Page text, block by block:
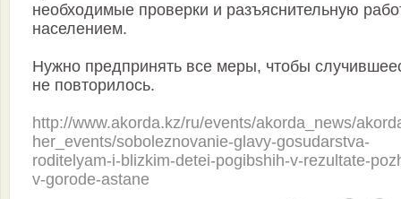
необходимые проверки и разъяснительную
населением.
Нужно предпринять все меры, чтобы
не повторилось.
http://www.akorda.kz/ru/events/akorda_news/
her_events/soboleznovanie-glavy-gosudarstva-
roditelyam-i-blizkim-detei-pogibshih-v-rezultate-
v-gorode-astane